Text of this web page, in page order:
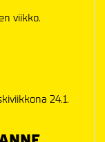
viikko.
24.1.